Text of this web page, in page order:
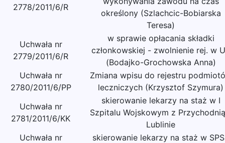
2778/2011/6/R
określony (Szlachcic-Bobiarska
Teresa)
Uchwała nr
2779/2011/6/R
w sprawie opłacania składki
członkowskiej - zwolnienie rej. w
(Bodajko-Grochowska Anna)
Uchwała nr
2780/2011/6/PP
Zmiana wpisu do rejestru
leczniczych (Krzysztof Szymura)
Uchwała nr
2781/2011/6/KK
skierowanie lekarzy na staż w I
Szpitalu Wojskowym z
Lublinie
Uchwała nr
skierowanie lekarzy na staż w